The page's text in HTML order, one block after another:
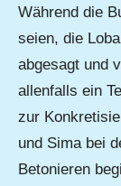
Während die
seien, die
abgesagt und
allenfalls ein
zur
und Sima bei
Betonieren